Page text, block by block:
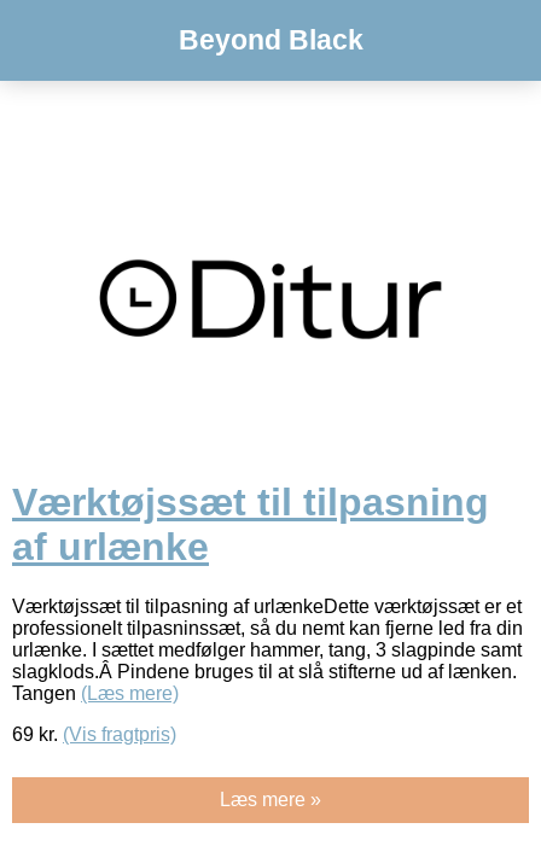
Beyond Black
Værktøjssæt til tilpasning
af urlænke
Værktøjssæt til tilpasning af urlænkeDette værktøjssæt er et
professionelt tilpasninssæt, så du nemt kan fjerne led fra din
urlænke. I sættet medfølger hammer, tang, 3 slagpinde samt
slagklods.Â Pindene bruges til at slå stifterne ud af lænken.
Tangen (Læs mere)
69 kr. (Vis fragtpris)
Læs mere »